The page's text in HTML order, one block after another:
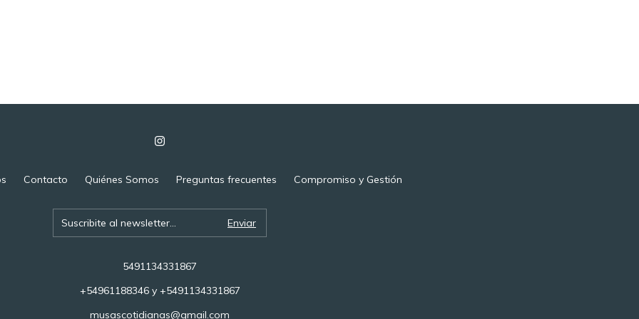
Contacto Quiénes Somos Preguntas frecuentes Compromiso y Gestión
5491134331867
+54961188346 y +5491134331867
musascotidianas@gmail.com